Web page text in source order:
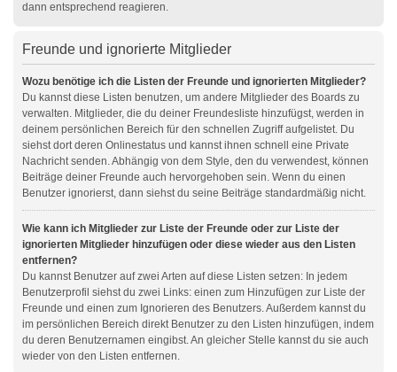
dann entsprechend reagieren.
Freunde und ignorierte Mitglieder
Wozu benötige ich die Listen der Freunde und ignorierten Mitglieder?
Du kannst diese Listen benutzen, um andere Mitglieder des Boards zu
verwalten. Mitglieder, die du deiner Freundesliste hinzufügst, werden in
deinem persönlichen Bereich für den schnellen Zugriff aufgelistet. Du
siehst dort deren Onlinestatus und kannst ihnen schnell eine Private
Nachricht senden. Abhängig von dem Style, den du verwendest, können
Beiträge deiner Freunde auch hervorgehoben sein. Wenn du einen
Benutzer ignorierst, dann siehst du seine Beiträge standardmäßig nicht.
Wie kann ich Mitglieder zur Liste der Freunde oder zur Liste der
ignorierten Mitglieder hinzufügen oder diese wieder aus den Listen
entfernen?
Du kannst Benutzer auf zwei Arten auf diese Listen setzen: In jedem
Benutzerprofil siehst du zwei Links: einen zum Hinzufügen zur Liste der
Freunde und einen zum Ignorieren des Benutzers. Außerdem kannst du
im persönlichen Bereich direkt Benutzer zu den Listen hinzufügen, indem
du deren Benutzernamen eingibst. An gleicher Stelle kannst du sie auch
wieder von den Listen entfernen.